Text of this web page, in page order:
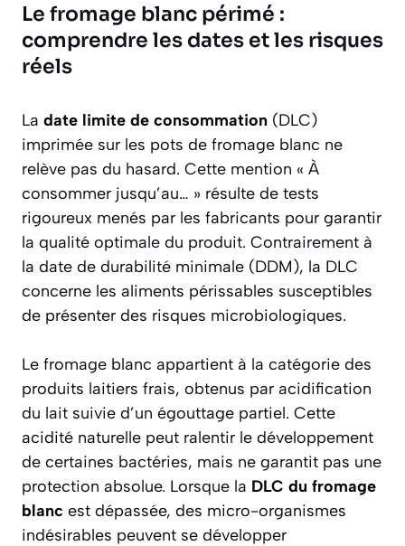
Le fromage blanc périmé :
comprendre les dates et les risques
réels
La date limite de consommation (DLC)
imprimée sur les pots de fromage blanc ne
relève pas du hasard. Cette mention « À
consommer jusqu’au… » résulte de tests
rigoureux menés par les fabricants pour garantir
la qualité optimale du produit. Contrairement à
la date de durabilité minimale (DDM), la DLC
concerne les aliments périssables susceptibles
de présenter des risques microbiologiques.
Le fromage blanc appartient à la catégorie des
produits laitiers frais, obtenus par acidification
du lait suivie d’un égouttage partiel. Cette
acidité naturelle peut ralentir le développement
de certaines bactéries, mais ne garantit pas une
protection absolue. Lorsque la DLC du fromage
blanc est dépassée, des micro-organismes
indésirables peuvent se développer